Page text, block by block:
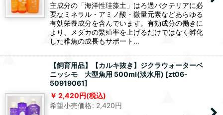
主成分の「海洋性珪藻土」はろ過バクテリアに必
要なミネラル・アミノ酸・微量元素などあらゆる
有効栄養成分を含んでいます。有効成分の働きに
より、メダカの繁殖率を上げるだけではなく孵化
した稚魚の成長もサポート…
【飼育用品】【カルキ抜き】ジクラウォーターベ
ニッシモ 大型魚用 500ml(淡水用) [zt06-
50919061]
2,420円(税込)
希望小売価格: 2,420円